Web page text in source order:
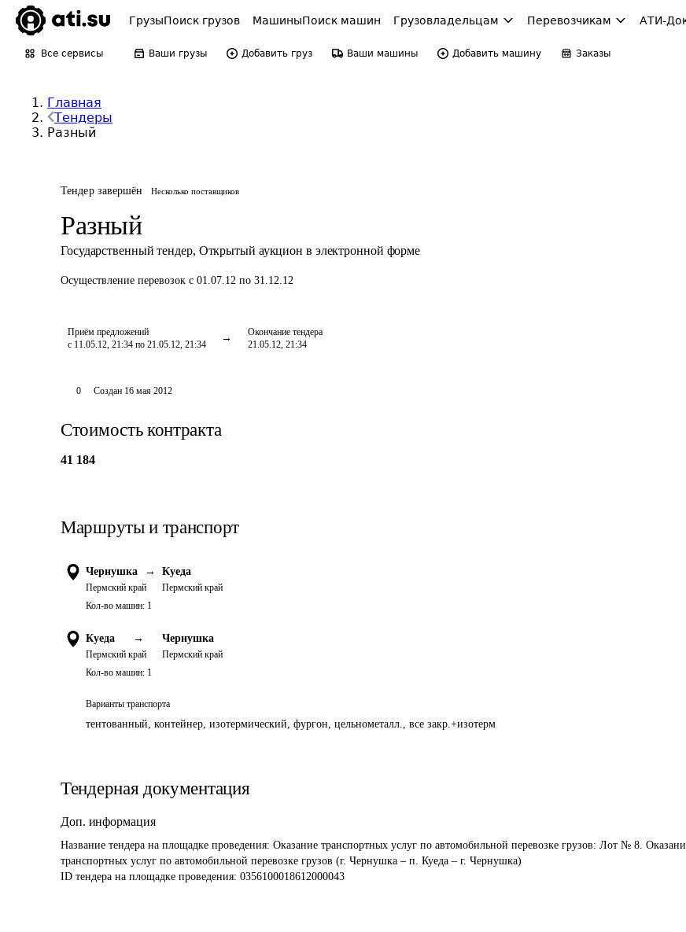
ГрузыПоиск грузов МашиныПоиск машин Грузовладельцам Перевозчикам АТИ-
Все сервисы Ваши грузы Добавить груз Ваши машины Добавить машину Заказы
Главная
Тендеры
Разный
Тендер завершён Несколько поставщиков
Разный
Государственный тендер, Открытый аукцион в электронной форме
Осуществление перевозок с 01.07.12 по 31.12.12
Приём предложений
с 11.05.12, 21:34 по 21.05.12, 21:34
Окончание тендера
21.05.12, 21:34
0 Создан 16 мая 2012
Стоимость контракта
41 184
Маршруты и транспорт
Чернушка →
Пермский край
Куеда
Пермский край
Кол-во машин: 1
Куеда →
Пермский край
Чернушка
Пермский край
Кол-во машин: 1
Варианты транспорта
тентованный, контейнер, изотермический, фургон, цельнометалл., все закр.+изотерм
Тендерная документация
Доп. информация
Название тендера на площадке проведения: Оказание транспортных услуг по автомобильной перевозке грузов: Лот № 8.
транспортных услуг по автомобильной перевозке грузов (г. Чернушка – п. Куеда – г. Чернушка)
ID тендера на площадке проведения: 0356100018612000043